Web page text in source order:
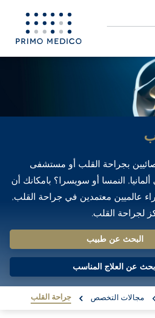
بجراحة القلب أو مستشفى
النمسا أو سويسرا؟ بامكانك أن
عالميين معتمدين في جراحة القلب,
لجراحة القلب.
البحث عن طبيب
ابحث عن العلاج المناسب
مجالات التخصص جراحة القلب